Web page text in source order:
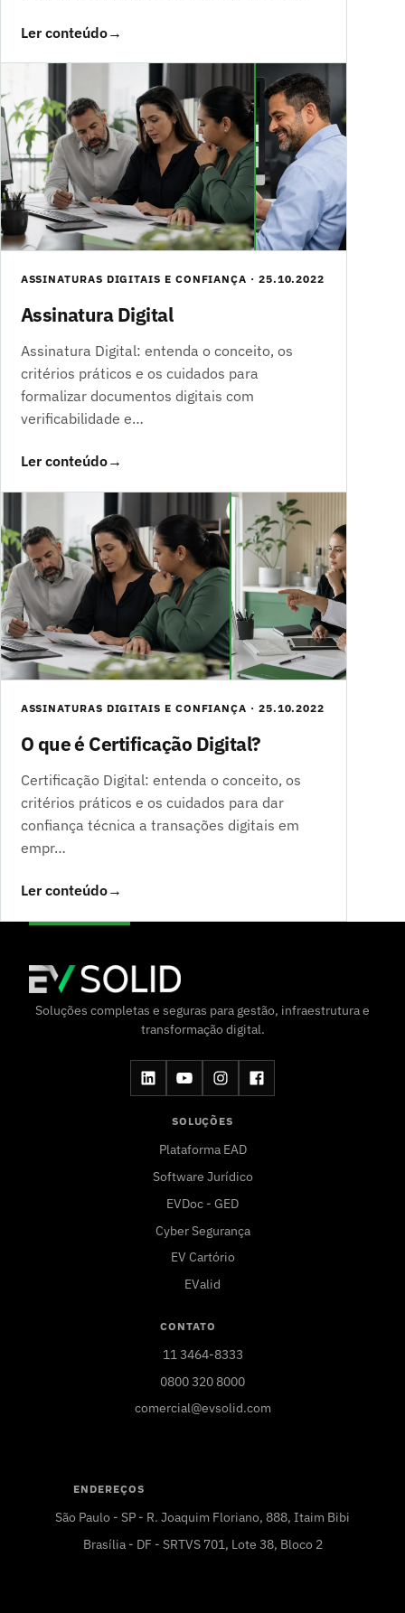
Ler conteúdo→
ASSINATURAS DIGITAIS E CONFIANÇA · 25.10.2022
Assinatura Digital
Assinatura Digital: entenda o conceito, os
critérios práticos e os cuidados para
formalizar documentos digitais com
verificabilidade e…
Ler conteúdo→
ASSINATURAS DIGITAIS E CONFIANÇA · 25.10.2022
O que é Certificação Digital?
Certificação Digital: entenda o conceito, os
critérios práticos e os cuidados para dar
confiança técnica a transações digitais em
empr…
Ler conteúdo→
Soluções completas e seguras para gestão, infraestrutura e
transformação digital.
SOLUÇÕES
Plataforma EAD
Software Jurídico
EVDoc - GED
Cyber Segurança
EV Cartório
EValid
CONTATO
11 3464-8333
0800 320 8000
comercial@evsolid.com
ENDEREÇOS
São Paulo - SP - R. Joaquim Floriano, 888, Itaim Bibi
Brasília - DF - SRTVS 701, Lote 38, Bloco 2